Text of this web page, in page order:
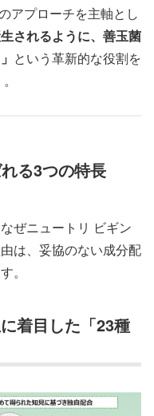
アプローチを主軸とし
されるように、善玉菌
という革新的な役割を
る3つの特長
ぜニュートリ ビギン
は、妥協のない成分配
。
着目した「23種